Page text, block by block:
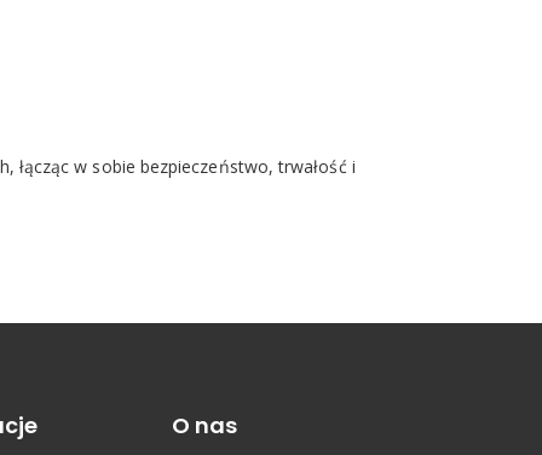
łącząc w sobie bezpieczeństwo, trwałość i
O nas